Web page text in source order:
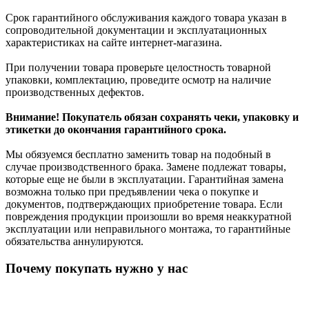
Срок гарантийного обслуживания каждого товара указан в
сопроводительной документации и эксплуатационных
характеристиках на сайте интернет-магазина.
При получении товара проверьте целостность товарной
упаковки, комплектацию, проведите осмотр на наличие
производственных дефектов.
Внимание! Покупатель обязан сохранять чеки, упаковку и
этикетки до окончания гарантийного срока.
Мы обязуемся бесплатно заменить товар на подобный в
случае производственного брака. Замене подлежат товары,
которые еще не были в эксплуатации. Гарантийная замена
возможна только при предъявлении чека о покупке и
документов, подтверждающих приобретение товара. Если
повреждения продукции произошли во время неаккуратной
эксплуатации или неправильного монтажа, то гарантийные
обязательства аннулируются.
Почему покупать нужно у нас